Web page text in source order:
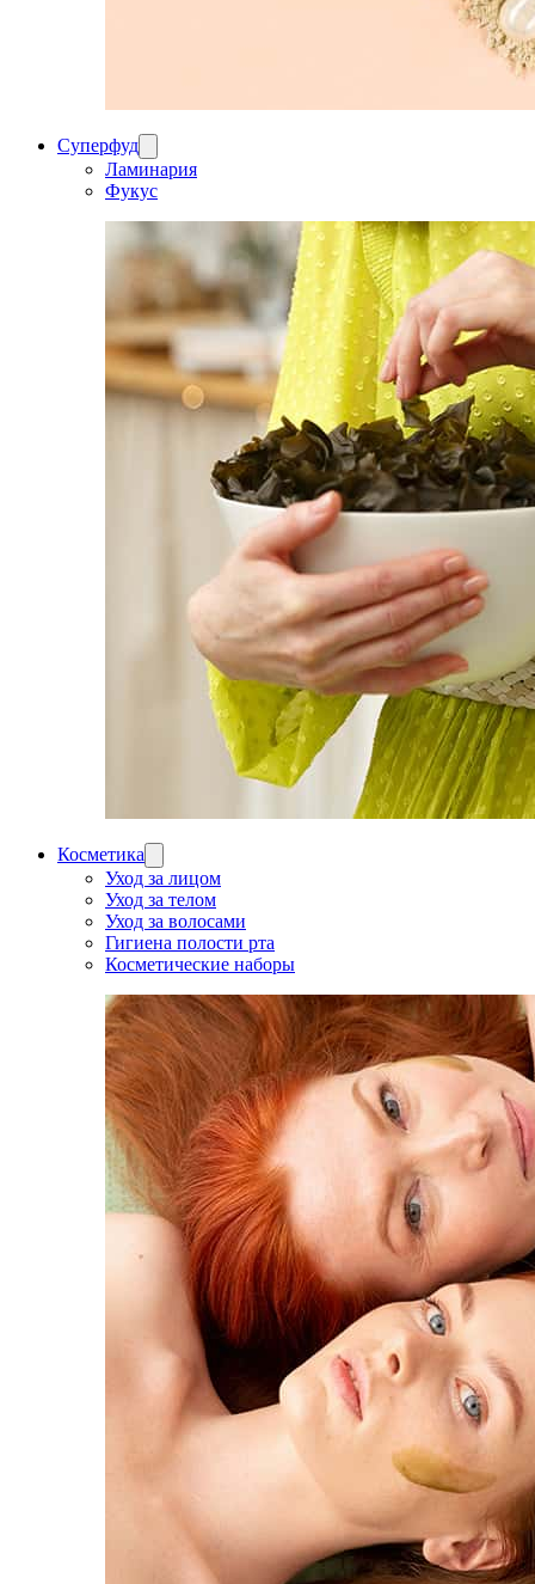
Суперфуд
Ламинария
Фукус
Косметика
Уход за лицом
Уход за телом
Уход за волосами
Гигиена полости рта
Косметические наборы